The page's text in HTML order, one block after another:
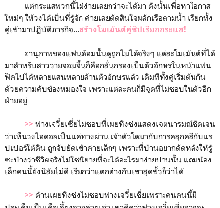
แต่กระแสพวกนี้ไม่ง่ายเลยกว่าจะได้มา ดังนั้นเพื่อหาโอกาส
ใหม่ๆ ให้วงได้เป็นที่รู้จัก ค่ายเลยตัดสินใจผลักเรือตามน้ำ เรียกทั้ง
คู่เข้ามาปฏิบัติภารกิจ...สร้างโมเม้นต์คู่ชิปเรียกกระแส!
อานุภาพของแฟนด้อมนั้นดูถูกไม่ได้จริงๆ แต่ละโมเม้นต์ที่ได้
มาสำหรับสาววายจอมจิ้นก็คือกลั่นกรองเป็นตัวอักษรในหน้าแฟน
ฟิคไปได้หลายแสนหลายล้านตัวอักษรแล้ว เดิมทีทั้งคู่เริ่มต้นกัน
ด้วยความคับข้องหมองใจ เพราะแต่ละคนก็มีจุดที่ไม่ชอบในตัวอีก
ฝ่ายอยู่
>> ฟางเจวี๋ยเซี่ยไม่ชอบที่เผยทิงซ่งแสดงเจตนารมณ์ชัดเจน
ว่าเห็นวงไอดอลเป็นแค่ทางผ่าน เจ้าตัวโตมากับการคลุกคลีกับแร
ปเปอร์ใต้ดิน ถูกจับยัดเข้าค่ายเล็กๆ เพราะที่บ้านอยากดัดหลังให้รู้
ซะบ้างว่าชีวิตจริงไม่ใช่นิยายที่จะได้อะไรมาง่ายปานนั้น แถมน้อง
เล็กคนนี้ยังนิสัยไม่ดี เรียกว่าแตกต่างกับเขาสุดขั้วก็ว่าได้
>> ด้านเผยทิงซ่งไม่ชอบฟางเจวี๋ยเซี่ยเพราะคนคนนี้มี